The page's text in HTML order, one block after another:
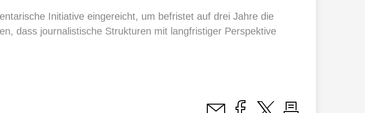
Initiative eingereicht, um befristet auf drei Jahre die
dass journalistische Strukturen mit langfristiger Perspektive